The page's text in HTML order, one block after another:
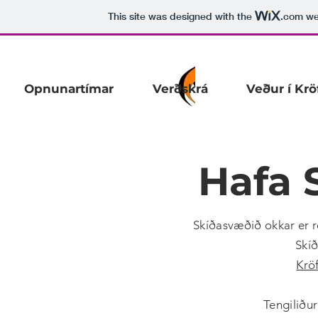
This site was designed with the .com
Opnunartímar Verðskrá Veður í
Hafa
Skíðasvæðið okkar er